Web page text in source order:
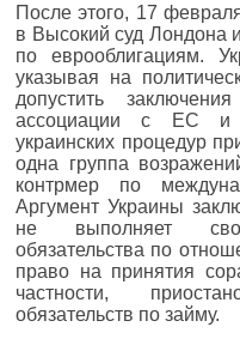
После этого, 17
в Высокий суд Лондона
по еврооблигациям.
указывая на
допустить
ассоциации с ЕС и
украинских процедур
одна группа
контрмер по
Аргумент Украины
не выполняет
обязательства по
право на принятия
частности,
обязательств по займу.